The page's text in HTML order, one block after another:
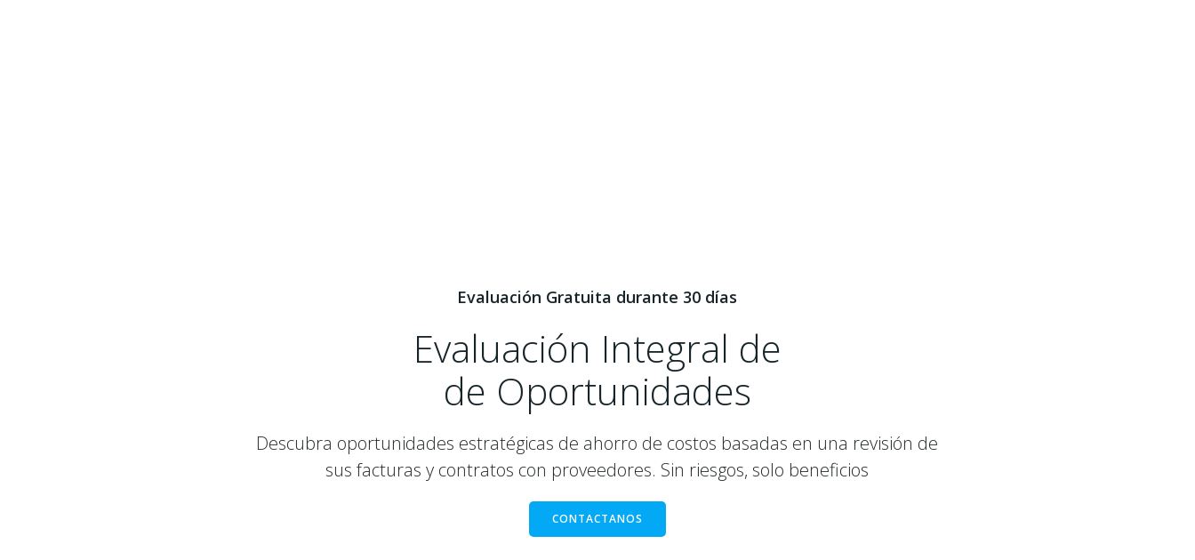
Evaluación Gratuita durante 30 días
Evaluación Integral de
de Oportunidades
Descubra oportunidades estratégicas de ahorro de costos basadas en una revisión de
sus facturas y contratos con proveedores. Sin riesgos, solo beneficios
CONTACTANOS